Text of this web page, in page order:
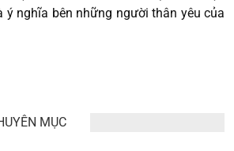
ý nghĩa bên những người thân yêu của
MỤC